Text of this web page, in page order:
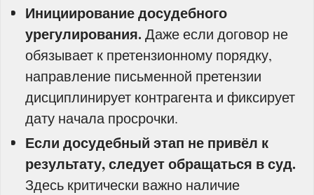
Инициирование досудебного
урегулирования. Даже если договор не
обязывает к претензионному порядку,
направление письменной претензии
дисциплинирует контрагента и фиксирует
дату начала просрочки.
Если досудебный этап не привёл к
результату, следует обращаться в суд.
Здесь критически важно наличие